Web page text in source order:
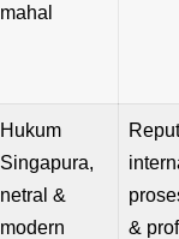
mahal
Hukum
Singapura,
netral &
modern
&